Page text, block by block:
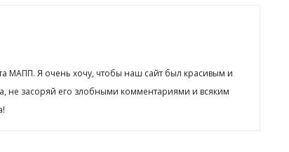
МАПП. Я очень хочу, чтобы наш сайт был красивым и
не засоряй его злобными комментариями и всяким